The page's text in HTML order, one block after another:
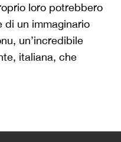
loro potrebbero
di un immaginario
un’incredibile
italiana, che